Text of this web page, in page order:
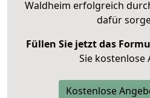
Waldheim erfolgreich
dafür
Füllen Sie jetzt das
Sie kostenlose
Kostenlose